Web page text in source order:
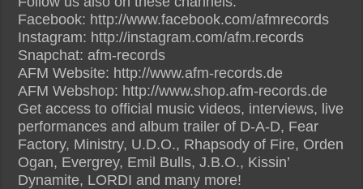
Facebook: http://www.facebook.com/afmrecords
Instagram: http://instagram.com/afm.records
Snapchat: afm-records
AFM Website: http://www.afm-records.de
AFM Webshop: http://www.shop.afm-records.de
Get access to official music videos, interviews, live
performances and album trailer of D-A-D, Fear
Factory, Ministry, U.D.O., Rhapsody of Fire, Orden
Ogan, Evergrey, Emil Bulls, J.B.O., Kissin’
Dynamite, LORDI and many more!